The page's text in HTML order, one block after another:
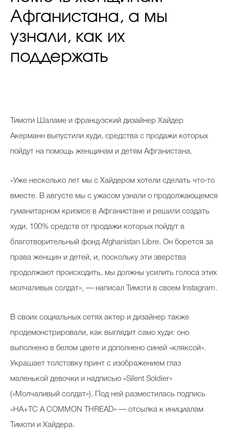
Афганистана, а мы
узнали, как их
поддержать
Тимоти Шаламе и французский дизайнер Хайдер
Акерманн выпустили худи, средства с продажи которых
пойдут на помощь женщинам и детям Афганистана.
«Уже несколько лет мы с Хайдером хотели сделать что-то
вместе. В августе мы с ужасом узнали о продолжающемся
гуманитарном кризисе в Афганистане и решили создать
худи, 100% средств от продажи которых пойдут в
благотворительный фонд Afghanistan Libre. Он борется за
права женщин и детей, и, поскольку эти зверства
продолжают происходить, мы должны усилить голоса этих
молчаливых солдат», — написал Тимоти в своем Instagram.
В своих социальных сетях актер и дизайнер также
продемонстрировали, как выглядит само худи: оно
выполнено в белом цвете и дополнено синей «кляксой».
Украшает толстовку принт с изображением глаз
маленькой девочки и надписью «Silent Soldier»
(«Молчаливый солдат»). Под ней разместилась подпись
«HA+TC A COMMON THREAD» — отсылка к инициалам
Тимоти и Хайдера.